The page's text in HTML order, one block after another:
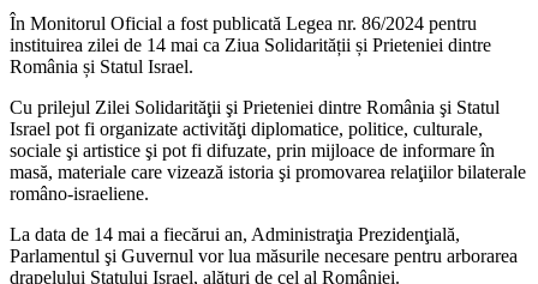
În Monitorul Oficial a fost publicată Legea nr. 86/2024 pentru
instituirea zilei de 14 mai ca Ziua Solidarității și Prieteniei dintre
România și Statul Israel.
Cu prilejul Zilei Solidarităţii şi Prieteniei dintre România şi Statul
Israel pot fi organizate activităţi diplomatice, politice, culturale,
sociale şi artistice şi pot fi difuzate, prin mijloace de informare în
masă, materiale care vizează istoria şi promovarea relaţiilor bilaterale
româno-israeliene.
La data de 14 mai a fiecărui an, Administraţia Prezidenţială,
Parlamentul şi Guvernul vor lua măsurile necesare pentru arborarea
drapelului Statului Israel, alături de cel al României.